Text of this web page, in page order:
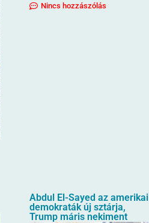
Nincs hozzászólás
Abdul El-Sayed az amerikai
demokraták új sztárja,
Trump máris nekiment